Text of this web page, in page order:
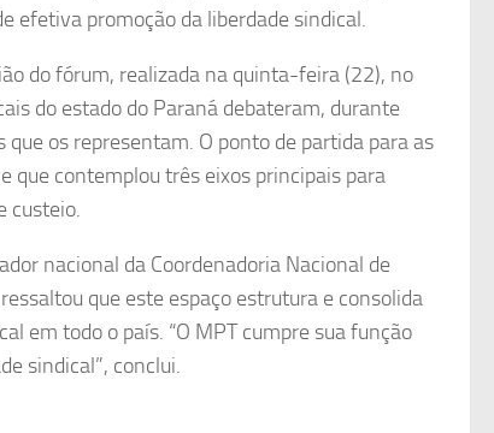
efetiva promoção da liberdade sindical.
do fórum, realizada na quinta-feira (22), no
do estado do Paraná debateram, durante
os representam. O ponto de partida para as
que contemplou três eixos principais para
custeio.
nacional da Coordenadoria Nacional de
que este espaço estrutura e consolida
em todo o país. “O MPT cumpre sua função
sindical”, conclui.